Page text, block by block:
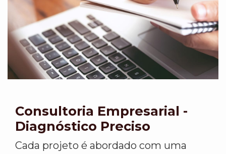
Consultoria Empresarial -
Diagnóstico Preciso
Cada projeto é abordado com uma